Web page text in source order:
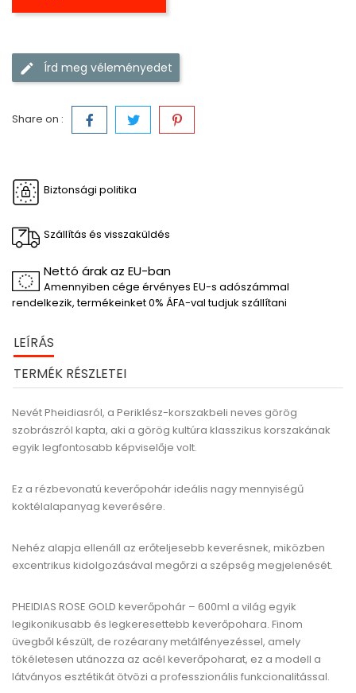
Írd meg véleményedet
Share on :
Biztonsági politika
Szállítás és visszaküldés
Nettó árak az EU-ban
Amennyiben cége érvényes EU-s adószámmal
rendelkezik, termékeinket 0% ÁFA-val tudjuk szállítani
LEÍRÁS
TERMÉK RÉSZLETEI
Nevét Pheidiasról, a Periklész-korszakbeli neves görög
szobrászról kapta, aki a görög kultúra klasszikus korszakának
egyik legfontosabb képviselője volt.
Ez a rézbevonatú keverőpohár ideális nagy mennyiségű
koktélalapanyag keverésére.
Nehéz alapja ellenáll az erőteljesebb keverésnek, miközben
excentrikus kidolgozásával megőrzi a szépség megjelenését.
PHEIDIAS ROSE GOLD keverőpohár – 600ml a világ egyik
legikonikusabb és legkeresettebb keverőpohara. Finom
üvegből készült, de rozéarany metálfényezéssel, amely
tökéletesen utánozza az acél keverőpoharat, ez a modell a
látványos esztétikát ötvözi a professzionális funkcionalitással.